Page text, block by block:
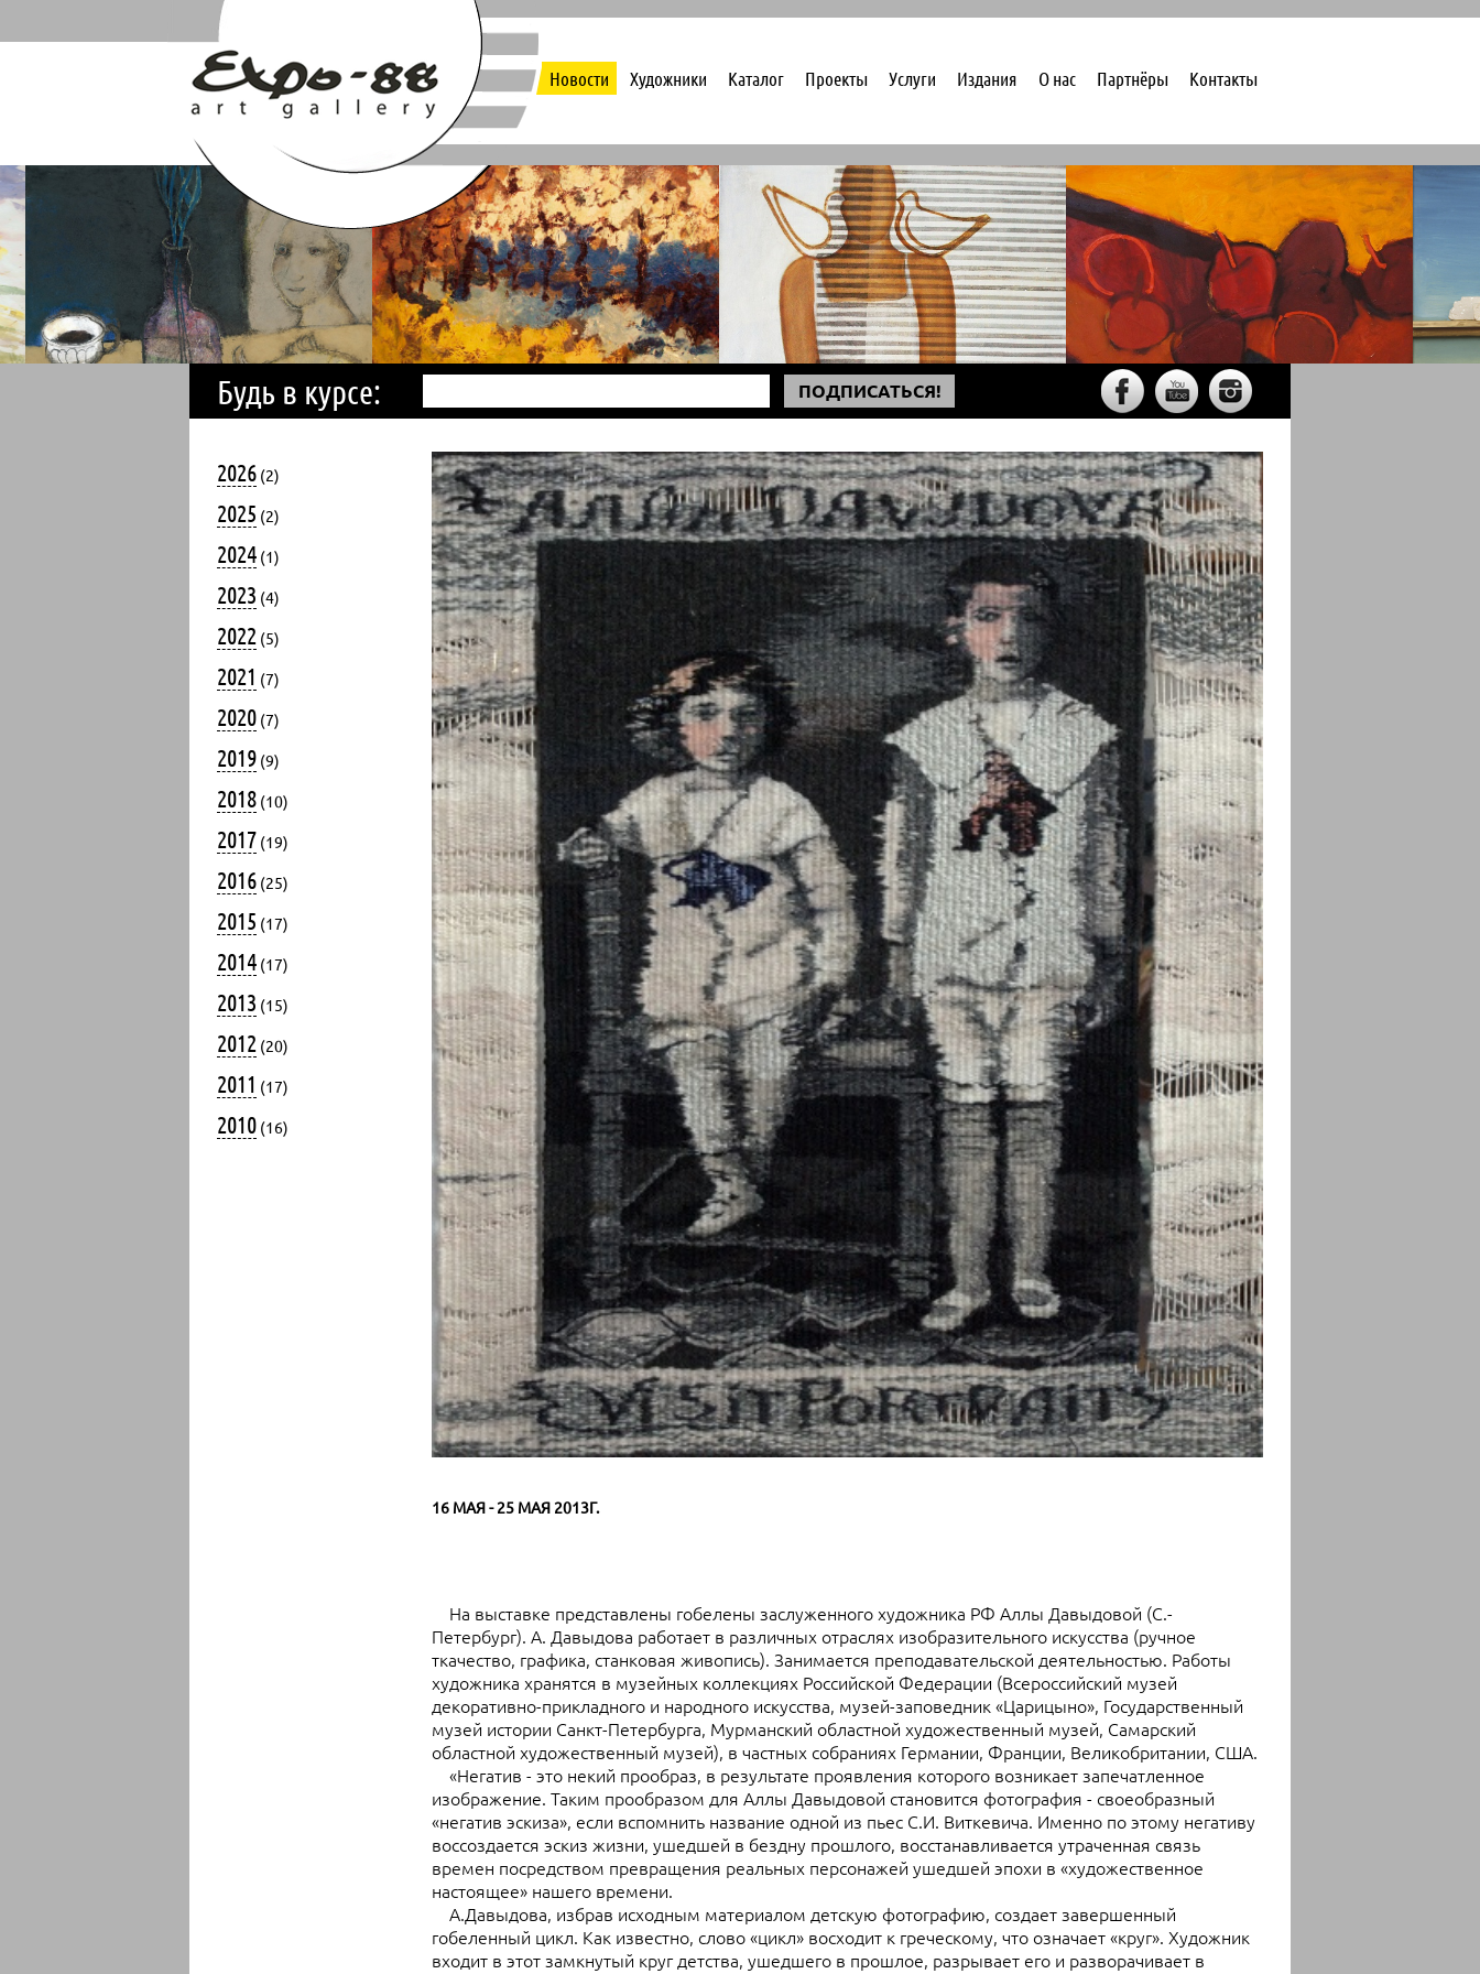
Новости Художники Каталог Проекты Услуги Издания О нас Партнёры Контакты
Будь в курсе: ПОДПИСАТЬСЯ!
2026 (2)
2025 (2)
2024 (1)
2023 (4)
2022 (5)
2021 (7)
2020 (7)
2019 (9)
2018 (10)
2017 (19)
2016 (25)
2015 (17)
2014 (17)
2013 (15)
2012 (20)
2011 (17)
2010 (16)
16 МАЯ - 25 МАЯ 2013Г.
На выставке представлены гобелены заслуженного художника РФ Аллы Давыдовой (С.-
Петербург). А. Давыдова работает в различных отраслях изобразительного искусства (ручное
ткачество, графика, станковая живопись). Занимается преподавательской деятельностью. Работы
художника хранятся в музейных коллекциях Росcийской Федерации (Всероссийский музей
декоративно-прикладного и народного искусства, музей-заповедник «Царицыно», Государственный
музей истории Санкт-Петербурга, Мурманский областной художественный музей, Самарский
областной художественный музей), в частных собраниях Германии, Франции, Великобритании, США.
«Негатив - это некий прообраз, в результате проявления которого возникает запечатленное
изображение. Таким прообразом для Аллы Давыдовой становится фотография - своеобразный
«негатив эскиза», если вспомнить название одной из пьес С.И. Виткевича. Именно по этому негативу
воссоздается эскиз жизни, ушедшей в бездну прошлого, восстанавливается утраченная связь
времен посредством превращения реальных персонажей ушедшей эпохи в «художественное
настоящее» нашего времени.
А.Давыдова, избрав исходным материалом детскую фотографию, создает завершенный
гобеленный цикл. Как известно, слово «цикл» восходит к греческому, что означает «круг». Художник
входит в этот замкнутый круг детства, ушедшего в прошлое, разрывает его и разворачивает в